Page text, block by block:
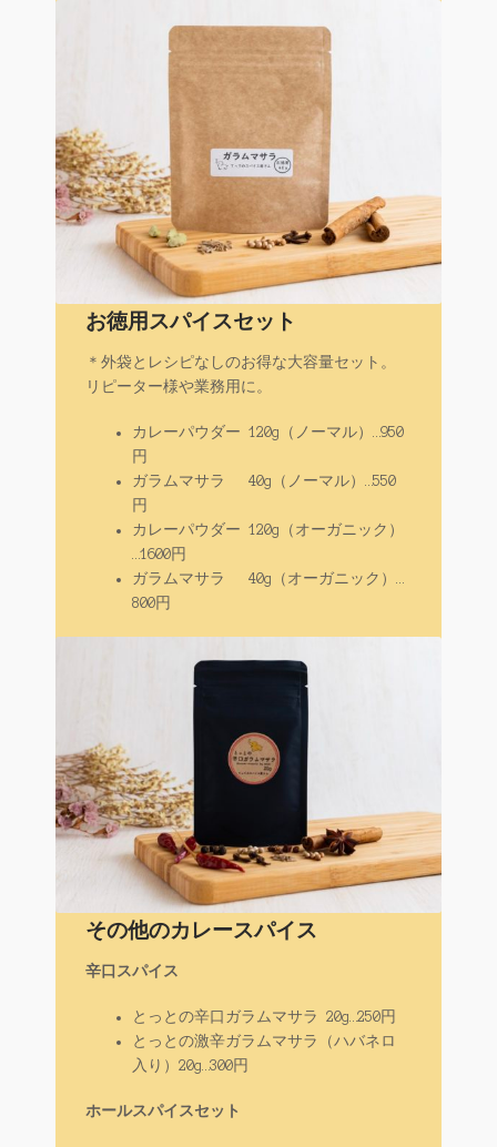
お徳用スパイスセット
＊外袋とレシピなしのお得な大容量セット。
リピーター様や業務用に。
カレーパウダー 120g（ノーマル）…950
円
ガラムマサラ 40g（ノーマル）…550
円
カレーパウダー 120g（オーガニック）
…1600円
ガラムマサラ 40g（オーガニック）…
800円
その他のカレースパイス
辛口スパイス
とっとの辛口ガラムマサラ 20g…250円
とっとの激辛ガラムマサラ（ハバネロ
入り）20g…300円
ホールスパイスセット